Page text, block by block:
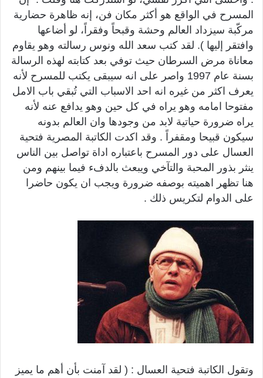
المسرح في الواقع هو أكثر مكان فن، إنه ظاهرة حضارية
مركّبة سيزداد العالم وحشة وقبحاً وفقراً، لو أضاعها
وافتقر إليها ). لقد كتب سعد الله ونوس رسالته وهو يقاوم
معاناة مرض السرطان حيث توفي بعد كتابته لهذه الرسالة
بسنة عام 1997 واصر على انه سيبقى يكتب للمسرح لأنه
يعرف اكثر من غيره انه احد الاسباب التي تُبقي باب الامل
مفتوحا امامه وهو يراه في كل حين وهو يدافع عنه لأنه
يراه ضرورة حياتية لابد من وجودها وان العالم بدونه
سيكون قبيحا ومقفراً . وقد اكدت الكاتبة المصرية فتحية
العسال على دور المسرح باعتباره اداة تواصل بين الناس
ينثر بذور المحبة والتآخي ويبعث بالدفء فيما بينهم ومن
هنا تظهر اهميته بوصفه ضرورة ويجب ان يكون حاضرا
على الدوام لتكريس ذلك .
وتقول الكاتبة فتحية العسال : ( لقد آمنت بأن أهم ما يميز